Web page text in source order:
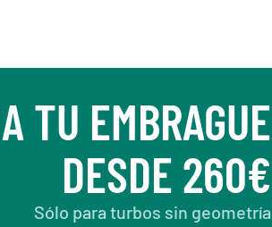
TU EMBRAGUE
DESDE 260€
Sólo para turbos sin geometría